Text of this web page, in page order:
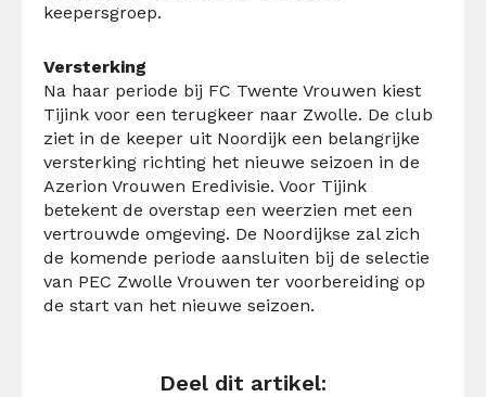
keepersgroep.
Versterking
Na haar periode bij FC Twente Vrouwen kiest
Tijink voor een terugkeer naar Zwolle. De club
ziet in de keeper uit Noordijk een belangrijke
versterking richting het nieuwe seizoen in de
Azerion Vrouwen Eredivisie. Voor Tijink
betekent de overstap een weerzien met een
vertrouwde omgeving. De Noordijkse zal zich
de komende periode aansluiten bij de selectie
van PEC Zwolle Vrouwen ter voorbereiding op
de start van het nieuwe seizoen.
Deel dit artikel: